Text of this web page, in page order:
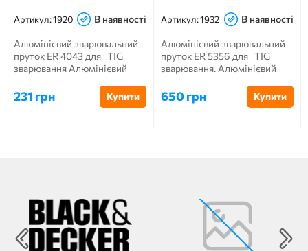
Артикул:1920 В наявності
Алюмінієвий зварювальний
пруток ER 4043 для TIG
зварювання Алюмінієвий
231 грн Купити
Артикул:1932 В наявності
Алюмінієвий зварювальний
пруток ER 5356 для TIG
зварювання. Алюмінієвий
650 грн Купити